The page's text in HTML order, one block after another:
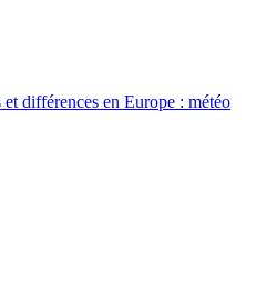
différences en Europe : météo